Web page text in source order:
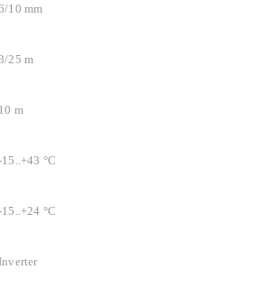
10 mm
25 m
10 m
°C
°C
Inverter